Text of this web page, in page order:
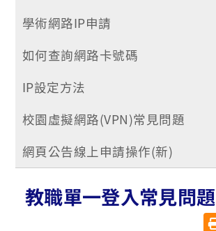
學術網路IP申請
如何查詢網路卡號碼
IP設定方法
校園虛擬網路(VPN)常見問題
網頁公告線上申請操作(新)
教職單一登入常見問題